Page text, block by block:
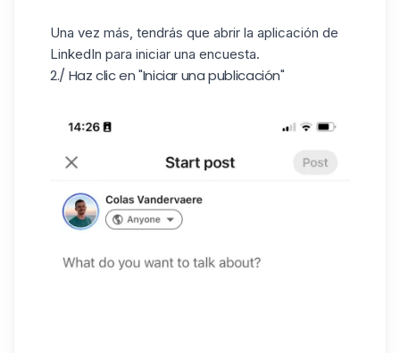
Una vez más, tendrás que abrir la aplicación de
LinkedIn para iniciar una encuesta.
2./ Haz clic en "Iniciar una publicación"